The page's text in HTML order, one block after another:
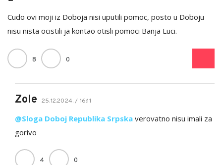
Cudo ovi moji iz Doboja nisi uputili pomoc, posto u Doboju
nisu nista ocistili ja kontao otisli pomoci Banja Luci.
8 0
Zole 25.12.2024. / 16:11
@Sloga Doboj Republika Srpska verovatno nisu imali za
gorivo
4 0